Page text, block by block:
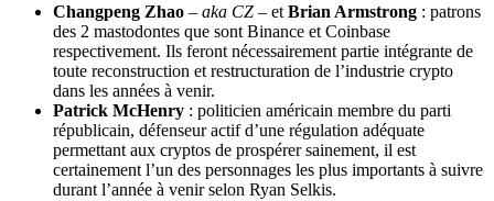
Changpeng Zhao – aka CZ – et Brian Armstrong : patrons
des 2 mastodontes que sont Binance et Coinbase
respectivement. Ils feront nécessairement partie intégrante de
toute reconstruction et restructuration de l’industrie crypto
dans les années à venir.
Patrick McHenry : politicien américain membre du parti
républicain, défenseur actif d’une régulation adéquate
permettant aux cryptos de prospérer sainement, il est
certainement l’un des personnages les plus importants à suivre
durant l’année à venir selon Ryan Selkis.